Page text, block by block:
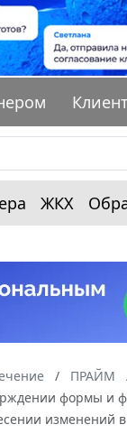
ЖКХ
ПРАЙМ
формы и